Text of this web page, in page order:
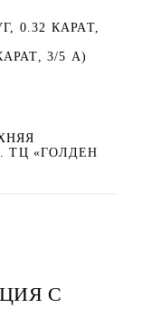
0.32 КАРАТ,
3/5 А)
ТЦ «ГОЛДЕН
С